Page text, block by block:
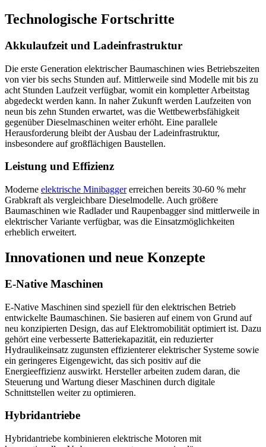
Technologische Fortschritte
Akkulaufzeit und Ladeinfrastruktur
Die erste Generation elektrischer Baumaschinen wies Betriebszeiten
von vier bis sechs Stunden auf. Mittlerweile sind Modelle mit bis zu
acht Stunden Laufzeit verfügbar, womit ein kompletter Arbeitstag
abgedeckt werden kann. In naher Zukunft werden Laufzeiten von
neun bis zehn Stunden erwartet, was die Wettbewerbsfähigkeit
gegenüber Dieselmaschinen weiter erhöht. Eine parallele
Herausforderung bleibt der Ausbau der Ladeinfrastruktur,
insbesondere auf großflächigen Baustellen.
Leistung und Effizienz
Moderne elektrische Minibaggererreichen bereits 30-60 % mehr
Grabkraft als vergleichbare Dieselmodelle. Auch größere
Baumaschinen wie Radlader und Raupenbagger sind mittlerweile in
elektrischer Variante verfügbar, was die Einsatzmöglichkeiten
erheblich erweitert.
Innovationen und neue Konzepte
E-Native Maschinen
E-Native Maschinen sind speziell für den elektrischen Betrieb
entwickelte Baumaschinen. Sie basieren auf einem von Grund auf
neu konzipierten Design, das auf Elektromobilität optimiert ist. Dazu
gehört eine verbesserte Batteriekapazität, ein reduzierter
Hydraulikeinsatz zugunsten effizienterer elektrischer Systeme sowie
ein geringeres Eigengewicht, das sich positiv auf die
Energieeffizienz auswirkt. Hersteller arbeiten zudem daran, die
Steuerung und Wartung dieser Maschinen durch digitale
Schnittstellen weiter zu optimieren.
Hybridantriebe
Hybridantriebe kombinieren elektrische Motoren mit